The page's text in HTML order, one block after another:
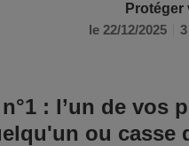
Protéger
le 22/12/2025
: l’un de vos
ou casse